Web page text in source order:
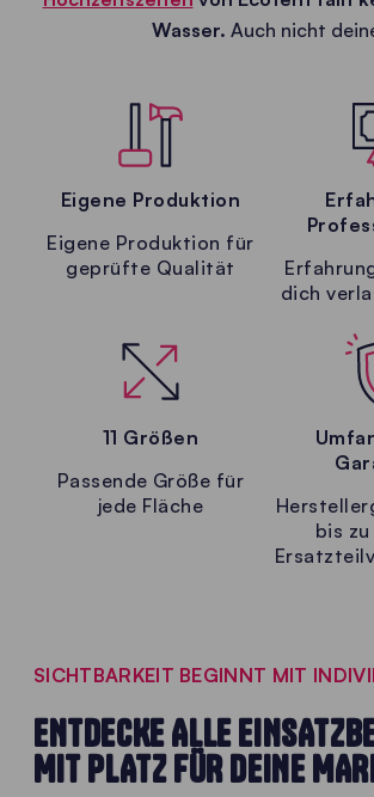
Wasser. Auch nicht
Eigene Produktion
Eigene Produktion für
geprüfte Qualität
dich
11 Größen
Passende Größe für
jede Fläche
bis
SICHTBARKEIT BEGINNT MIT
ENTDECKE ALLE
MIT PLATZ FÜR DEINE